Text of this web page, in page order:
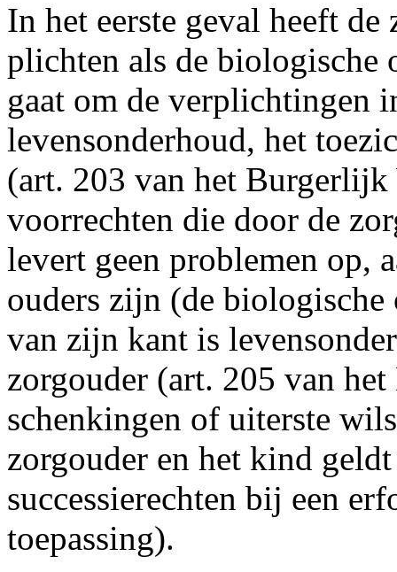
In het eerste geval heeft
plichten als de biologische
gaat om de verplichtingen
levensonderhoud, het
(art. 203 van het
voorrechten die door de
levert geen problemen op,
ouders zijn (de
van zijn kant is
zorgouder (art. 205 van
schenkingen of uiterste
zorgouder en het kind
successierechten bij een
toepassing).